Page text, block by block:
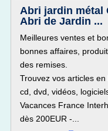
Abri jardin métal
Abri de Jardin ...
Meilleures ventes et
bonnes affaires,
des remises.
Trouvez vos articles en
cd, dvd, vidéos,
Vacances France
dès 200EUR -...